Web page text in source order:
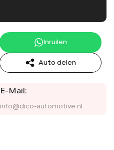
Inruilen
Auto delen
E-Mail:
info@dico-automotive.nl